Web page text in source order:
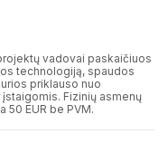
vadovai paskaičiuos
technologiją, spaudos
priklauso nuo
Fizinių asmenų
50 EUR be PVM.